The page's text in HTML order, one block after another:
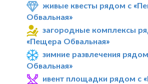
живые квесты рядом с
Обвальная»
загородные комплексы
«Пещера Обвальная»
зимние развлечения
Обвальная»
ивент площадки рядом с